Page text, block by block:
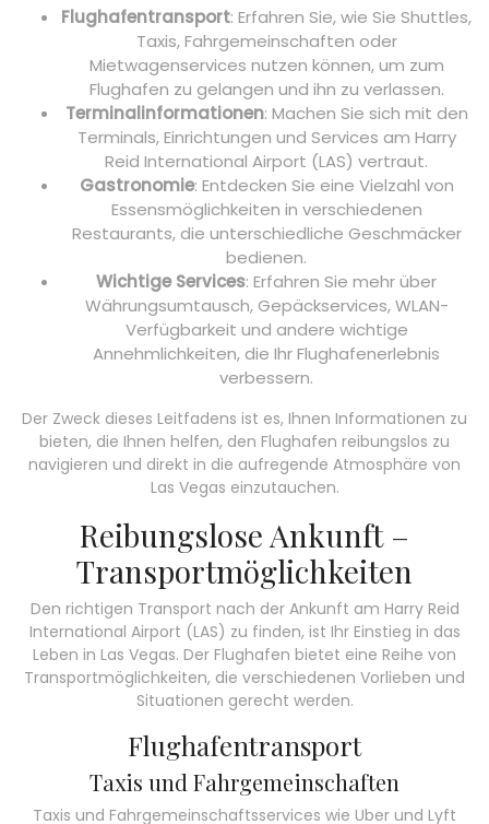
Flughafentransport: Erfahren Sie, wie Sie Shuttles,
Taxis, Fahrgemeinschaften oder
Mietwagenservices nutzen können, um zum
Flughafen zu gelangen und ihn zu verlassen.
Terminalinformationen: Machen Sie sich mit den
Terminals, Einrichtungen und Services am Harry
Reid International Airport (LAS) vertraut.
Gastronomie: Entdecken Sie eine Vielzahl von
Essensmöglichkeiten in verschiedenen
Restaurants, die unterschiedliche Geschmäcker
bedienen.
Wichtige Services: Erfahren Sie mehr über
Währungsumtausch, Gepäckservices, WLAN-
Verfügbarkeit und andere wichtige
Annehmlichkeiten, die Ihr Flughafenerlebnis
verbessern.
Der Zweck dieses Leitfadens ist es, Ihnen Informationen zu
bieten, die Ihnen helfen, den Flughafen reibungslos zu
navigieren und direkt in die aufregende Atmosphäre von
Las Vegas einzutauchen.
Reibungslose Ankunft –
Transportmöglichkeiten
Den richtigen Transport nach der Ankunft am Harry Reid
International Airport (LAS) zu finden, ist Ihr Einstieg in das
Leben in Las Vegas. Der Flughafen bietet eine Reihe von
Transportmöglichkeiten, die verschiedenen Vorlieben und
Situationen gerecht werden.
Flughafentransport
Taxis und Fahrgemeinschaften
Taxis und Fahrgemeinschaftsservices wie Uber und Lyft